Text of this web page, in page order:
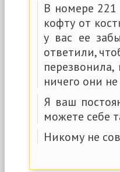
В номере
кофту от
у вас ее
ответили,
ничего они
Я ваш
можете себе
Никому не